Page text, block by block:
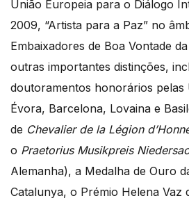
União Europeia para o Diálogo
2009, “Artista para a Paz” no
Embaixadores de Boa Vontade
outras importantes distinções,
doutoramentos honorários pelas
Évora, Barcelona, Lovaina e
de Chevalier de la Légion
o Praetorius Musikpreis
Alemanha), a Medalha de Ouro
Catalunya, o Prémio Helena Vaz